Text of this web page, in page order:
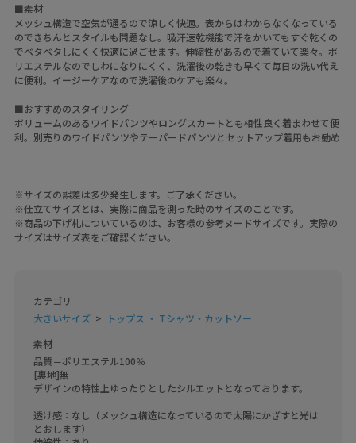
■素材
メッシュ構造で空気が通るので涼しく快適。表からはわからなくなっている
のできちんとスタイルも問題なし。吸汗速乾機能で汗をかいてもすぐ乾くの
でベタベタしにくく快適に過ごせます。伸縮性があるので着ていて楽々。ポ
リエステルなのでしわになりにくく、洗濯後の乾きも早くて毎日の洗い代え
に便利。イージーケアなので洗濯後のケアも楽々。
■おすすめのスタイリング
ボリュームのあるワイドパンツやロングスカートとも相性良く着まわせて便
利。別売りのワイドパンツやテーパードパンツとセットアップ着用もお勧め
※サイズの誤差は多少発生します。ご了承ください。
※仕立てサイズとは、実際に商品を測った時のサイズのことです。
※商品の下げ札についているのは、お客様の参考ヌードサイズです。実際の
サイズはサイズ表をご確認ください。
カテゴリ
大きいサイズ
トップス ・ Tシャツ・カットソー
素材
品質＝ポリエステル100％
[裏地]無
デザインの特性上ゆったりとしたシルエットとなっております。
透け感：なし（メッシュ構造になっているので太陽にかざすと光は
とおします）